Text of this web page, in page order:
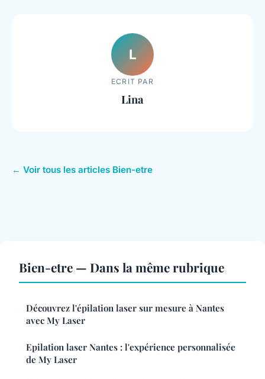
L
ECRIT PAR
Lina
← Voir tous les articles Bien-etre
Bien-etre — Dans la même rubrique
Découvrez l'épilation laser sur mesure à Nantes
avec My Laser
Epilation laser Nantes : l'expérience personnalisée
de My Laser